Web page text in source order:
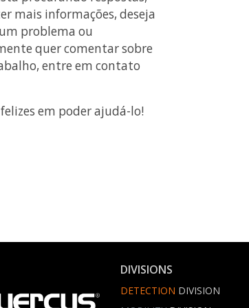
mais informações, deseja
problema ou
quer comentar sobre
entre em contato
em poder ajudá-lo!
DIVISIONS
DETECTION DIVISION